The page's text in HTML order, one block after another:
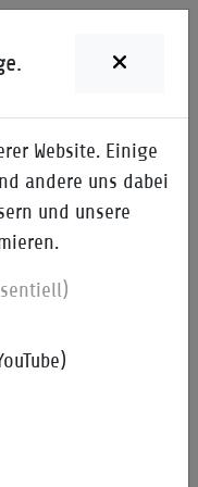
Website. Einige
andere uns dabei
und unsere